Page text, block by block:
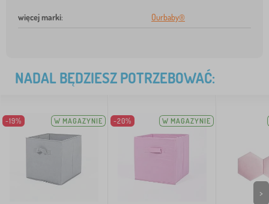
więcej marki: Ourbaby®
NADAL BĘDZIESZ POTRZEBOWAĆ:
-19% W MAGAZYNIE -20% W MAGAZYNIE
>